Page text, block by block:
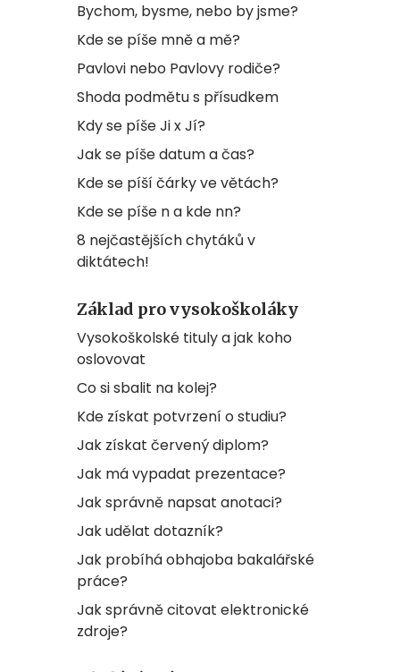
Bychom, bysme, nebo by jsme?
Kde se píše mně a mě?
Pavlovi nebo Pavlovy rodiče?
Shoda podmětu s přísudkem
Kdy se píše Ji x Jí?
Jak se píše datum a čas?
Kde se píší čárky ve větách?
Kde se píše n a kde nn?
8 nejčastějších chytáků v
diktátech!
Základ pro vysokoškoláky
Vysokoškolské tituly a jak koho
oslovovat
Co si sbalit na kolej?
Kde získat potvrzení o studiu?
Jak získat červený diplom?
Jak má vypadat prezentace?
Jak správně napsat anotaci?
Jak udělat dotazník?
Jak probíhá obhajoba bakalářské
práce?
Jak správně citovat elektronické
zdroje?